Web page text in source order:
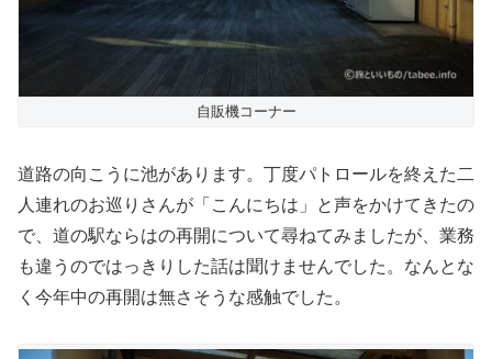
自販機コーナー
道路の向こうに池があります。丁度パトロールを終えた二
人連れのお巡りさんが「こんにちは」と声をかけてきたの
で、道の駅ならはの再開について尋ねてみましたが、業務
も違うのではっきりした話は聞けませんでした。なんとな
く今年中の再開は無さそうな感触でした。